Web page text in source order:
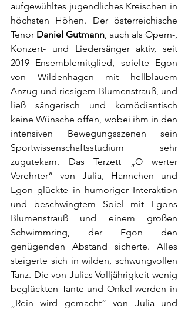
aufgewühltes jugendliches Kreischen in
höchsten Höhen. Der österreichische
Tenor Daniel Gutmann, auch als Opern-,
Konzert- und Liedersänger aktiv, seit
2019 Ensemblemitglied, spielte Egon
von Wildenhagen mit hellblauem
Anzug und riesigem Blumenstrauß, und
ließ sängerisch und komödiantisch
keine Wünsche offen, wobei ihm in den
intensiven Bewegungsszenen sein
Sportwissenschaftsstudium sehr
zugutekam. Das Terzett „O werter
Verehrter“ von Julia, Hannchen und
Egon glückte in humoriger Interaktion
und beschwingtem Spiel mit Egons
Blumenstrauß und einem großen
Schwimmring, der Egon den
genügenden Abstand sicherte. Alles
steigerte sich in wilden, schwungvollen
Tanz. Die von Julias Volljährigkeit wenig
beglückten Tante und Onkel werden in
„Rein wird gemacht“ von Julia und